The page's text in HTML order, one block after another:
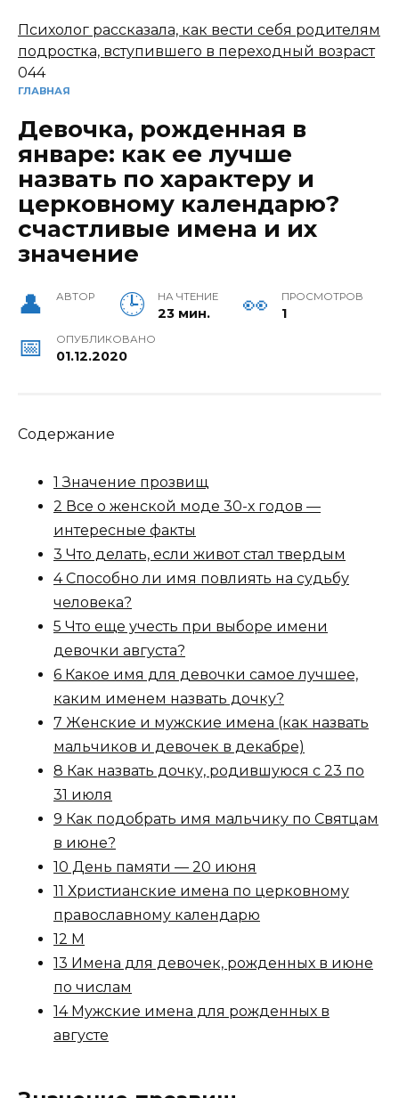
ГЛАВНАЯ
Девочка, рожденная в
январе: как ее лучше
назвать по характеру и
церковному календарю?
счастливые имена и их
значение
АВТОР НА ЧТЕНИЕ
23 мин.
ПРОСМОТРОВ
1
ОПУБЛИКОВАНО
01.12.2020
Содержание
1 Значение прозвищ
2 Все о женской моде 30-х годов —
интересные факты
3 Что делать, если живот стал твердым
4 Способно ли имя повлиять на судьбу
человека?
5 Что еще учесть при выборе имени
девочки августа?
6 Какое имя для девочки самое лучшее,
каким именем назвать дочку?
7 Женские и мужские имена (как назвать
мальчиков и девочек в декабре)
8 Как назвать дочку, родившуюся с 23 по
31 июля
9 Как подобрать имя мальчику по Святцам
в июне?
10 День памяти — 20 июня
11 Христианские имена по церковному
православному календарю
12 М
13 Имена для девочек, рожденных в июне
по числам
14 Мужские имена для рожденных в
августе
Психолог рассказала, как вести себя родителям
подростка, вступившего в переходный возраст
044